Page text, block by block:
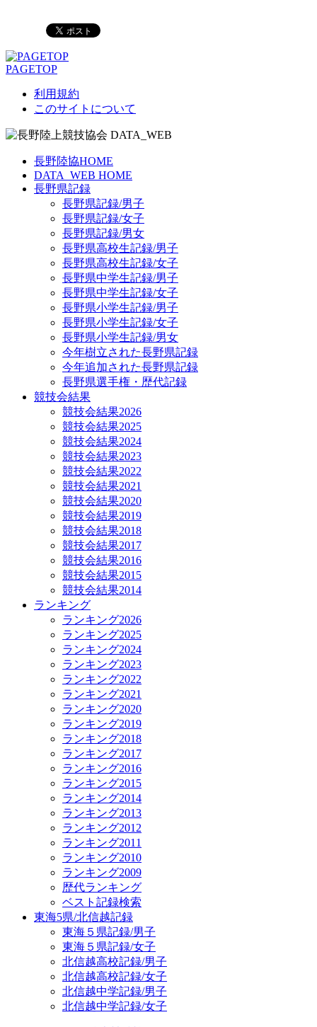
PAGETOP
利用規約
このサイトについて
長野陸協HOME
DATA_WEB HOME
長野県記録
長野県記録/男子
長野県記録/女子
長野県記録/男女
長野県高校生記録/男子
長野県高校生記録/女子
長野県中学生記録/男子
長野県中学生記録/女子
長野県小学生記録/男子
長野県小学生記録/女子
長野県小学生記録/男女
今年樹立された長野県記録
今年追加された長野県記録
長野県選手権・歴代記録
競技会結果
競技会結果2026
競技会結果2025
競技会結果2024
競技会結果2023
競技会結果2022
競技会結果2021
競技会結果2020
競技会結果2019
競技会結果2018
競技会結果2017
競技会結果2016
競技会結果2015
競技会結果2014
ランキング
ランキング2026
ランキング2025
ランキング2024
ランキング2023
ランキング2022
ランキング2021
ランキング2020
ランキング2019
ランキング2018
ランキング2017
ランキング2016
ランキング2015
ランキング2014
ランキング2013
ランキング2012
ランキング2011
ランキング2010
ランキング2009
歴代ランキング
ベスト記録検索
東海5県/北信越記録
東海５県記録/男子
東海５県記録/女子
北信越高校記録/男子
北信越高校記録/女子
北信越中学記録/男子
北信越中学記録/女子